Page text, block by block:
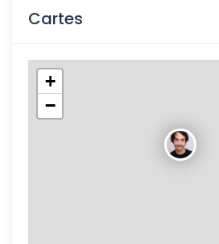
Cartes
+
−